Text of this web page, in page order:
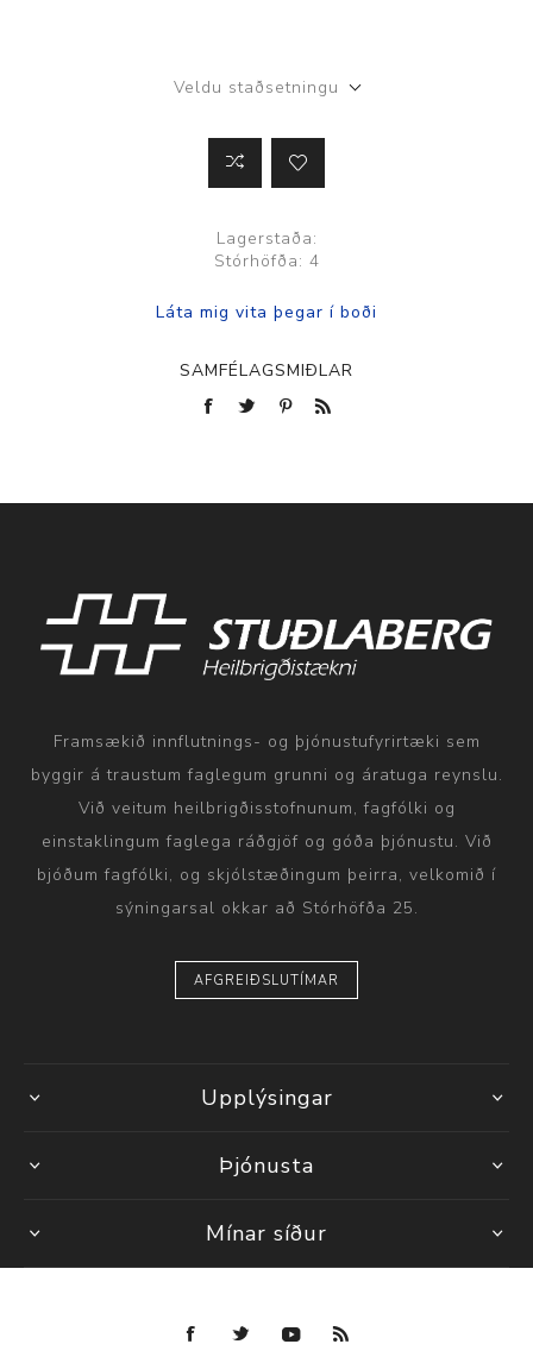
Veldu staðsetningu
Lagerstaða:
Stórhöfða: 4
SAMFÉLAGSMIÐLAR
Framsækið innflutnings- og þjónustufyrirtæki sem
byggir á traustum faglegum grunni og áratuga reynslu.
Við veitum heilbrigðisstofnunum, fagfólki og
einstaklingum faglega ráðgjöf og góða þjónustu. Við
bjóðum fagfólki, og skjólstæðingum þeirra, velkomið í
sýningarsal okkar að Stórhöfða 25.
AFGREIÐSLUTÍMAR
Upplýsingar
Þjónusta
Mínar síður